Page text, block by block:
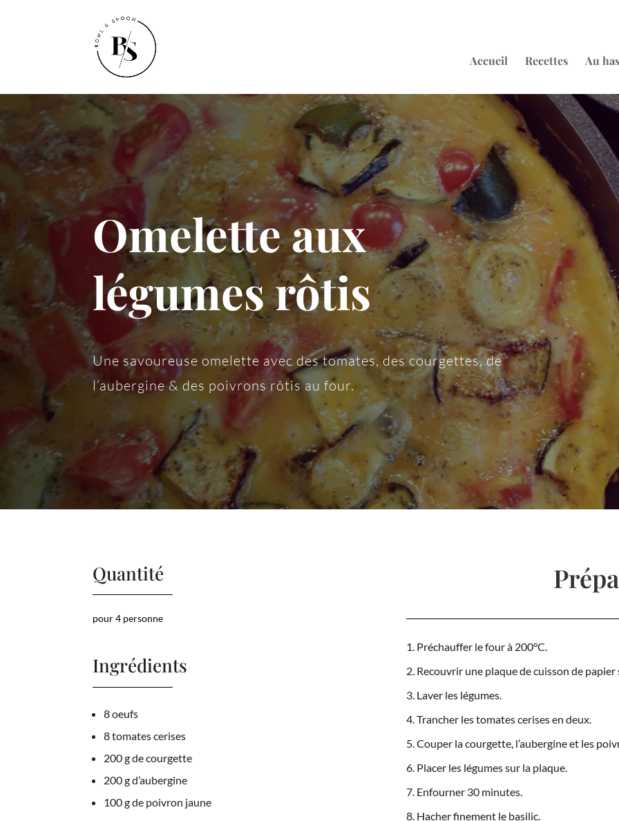
Accueil Recettes Au
Omelette aux
légumes rôtis
Une savoureuse omelette avec des tomates, des courgettes, de
l’aubergine & des poivrons rôtis au four.
Quantité
pour 4 personne
Ingrédients
8 oeufs
8 tomates cerises
200 g de courgette
200 g d’aubergine
100 g de poivron jaune
Préchauffer le four à 200°C.
Recouvrir une plaque de cuisson de papier
Laver les légumes.
Trancher les tomates cerises en deux.
Couper la courgette, l’aubergine et les
Placer les légumes sur la plaque.
Enfourner 30 minutes.
Hacher finement le basilic.